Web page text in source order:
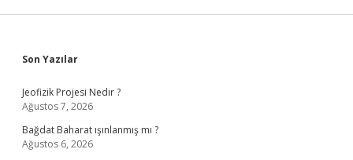
Sidebar
Son Yazılar
Jeofizik Projesi Nedir ?
Ağustos 7, 2026
Bağdat Baharat ışınlanmış mı ?
Ağustos 6, 2026